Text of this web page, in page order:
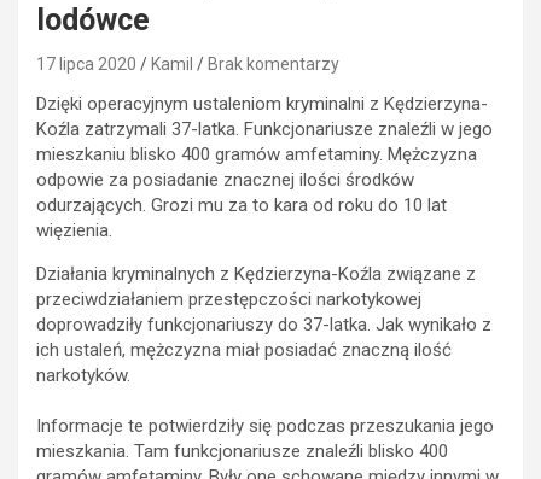
lodówce
17 lipca 2020 Kamil Brak komentarzy
Dzięki operacyjnym ustaleniom kryminalni z Kędzierzyna-
Koźla zatrzymali 37-latka. Funkcjonariusze znaleźli w jego
mieszkaniu blisko 400 gramów amfetaminy. Mężczyzna
odpowie za posiadanie znacznej ilości środków
odurzających. Grozi mu za to kara od roku do 10 lat
więzienia.
Działania kryminalnych z Kędzierzyna-Koźla związane z
przeciwdziałaniem przestępczości narkotykowej
doprowadziły funkcjonariuszy do 37-latka. Jak wynikało z
ich ustaleń, mężczyzna miał posiadać znaczną ilość
narkotyków.
Informacje te potwierdziły się podczas przeszukania jego
mieszkania. Tam funkcjonariusze znaleźli blisko 400